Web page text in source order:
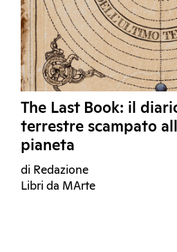
The Last Book: il
terrestre scampato
pianeta
di Redazione
Libri da MArte